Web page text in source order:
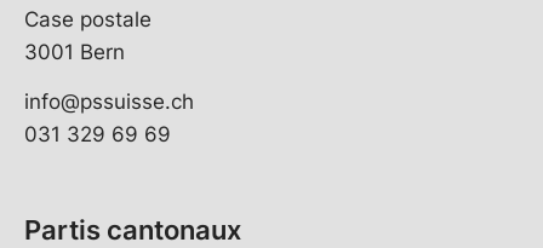
Case postale
3001 Bern
info@pssuisse.ch
031 329 69 69
Partis cantonaux